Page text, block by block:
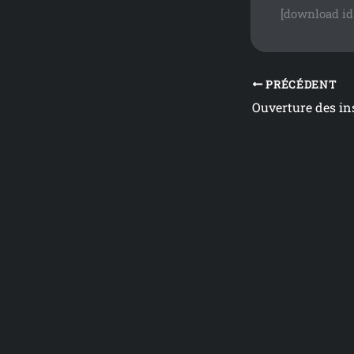
[download
PRÉCÉDENT